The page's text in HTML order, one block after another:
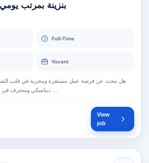
بنزينة بمرتب يومي يصل
Full-Time
Vacant
هل تبحث عن فرصة عمل مستقرة ومجزية في قلب
View
job